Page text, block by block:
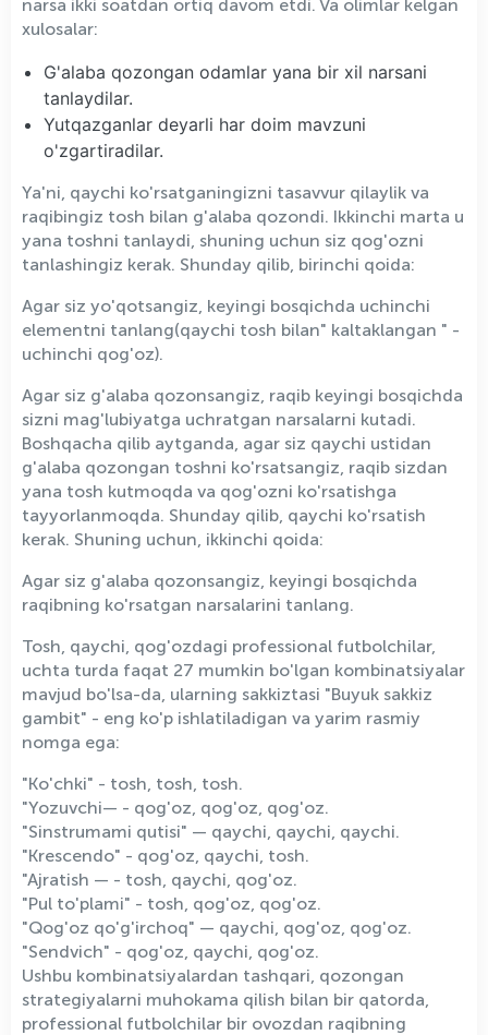
narsa ikki soatdan ortiq davom etdi. Va olimlar kelgan
xulosalar:
G'alaba qozongan odamlar yana bir xil narsani
tanlaydilar.
Yutqazganlar deyarli har doim mavzuni
o'zgartiradilar.
Ya'ni, qaychi ko'rsatganingizni tasavvur qilaylik va
raqibingiz tosh bilan g'alaba qozondi. Ikkinchi marta u
yana toshni tanlaydi, shuning uchun siz qog'ozni
tanlashingiz kerak. Shunday qilib, birinchi qoida:
Agar siz yo'qotsangiz, keyingi bosqichda uchinchi
elementni tanlang(qaychi tosh bilan" kaltaklangan " -
uchinchi qog'oz).
Agar siz g'alaba qozonsangiz, raqib keyingi bosqichda
sizni mag'lubiyatga uchratgan narsalarni kutadi.
Boshqacha qilib aytganda, agar siz qaychi ustidan
g'alaba qozongan toshni ko'rsatsangiz, raqib sizdan
yana tosh kutmoqda va qog'ozni ko'rsatishga
tayyorlanmoqda. Shunday qilib, qaychi ko'rsatish
kerak. Shuning uchun, ikkinchi qoida:
Agar siz g'alaba qozonsangiz, keyingi bosqichda
raqibning ko'rsatgan narsalarini tanlang.
Tosh, qaychi, qog'ozdagi professional futbolchilar,
uchta turda faqat 27 mumkin bo'lgan kombinatsiyalar
mavjud bo'lsa-da, ularning sakkiztasi "Buyuk sakkiz
gambit" - eng ko'p ishlatiladigan va yarim rasmiy
nomga ega:
"Ko'chki" - tosh, tosh, tosh.
"Yozuvchi— - qog'oz, qog'oz, qog'oz.
"Sinstrumami qutisi" — qaychi, qaychi, qaychi.
"Krescendo" - qog'oz, qaychi, tosh.
"Ajratish — - tosh, qaychi, qog'oz.
"Pul to'plami" - tosh, qog'oz, qog'oz.
"Qog'oz qo'g'irchoq" — qaychi, qog'oz, qog'oz.
"Sendvich" - qog'oz, qaychi, qog'oz.
Ushbu kombinatsiyalardan tashqari, qozongan
strategiyalarni muhokama qilish bilan bir qatorda,
professional futbolchilar bir ovozdan raqibning